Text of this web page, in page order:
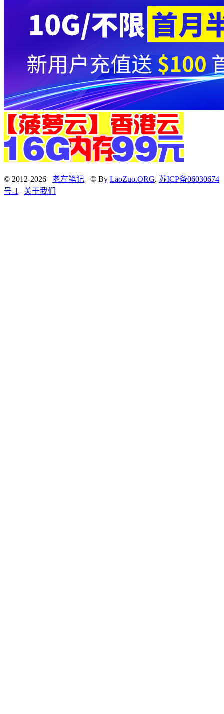
© 2012-2026 老左笔记 © By LaoZuo.ORG. 苏ICP备06030674
号-1 | 关于我们